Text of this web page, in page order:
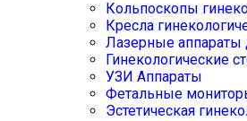
Кольпоскопы
Кресла
Лазерные аппараты
Гинекологические
УЗИ Аппараты
Фетальные
Эстетическая